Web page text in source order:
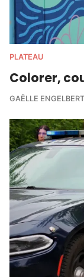
PLATEAU
Colorer,
GAËLLE